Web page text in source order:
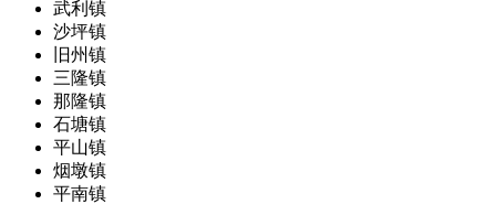
武利镇
沙坪镇
旧州镇
三隆镇
那隆镇
石塘镇
平山镇
烟墩镇
平南镇